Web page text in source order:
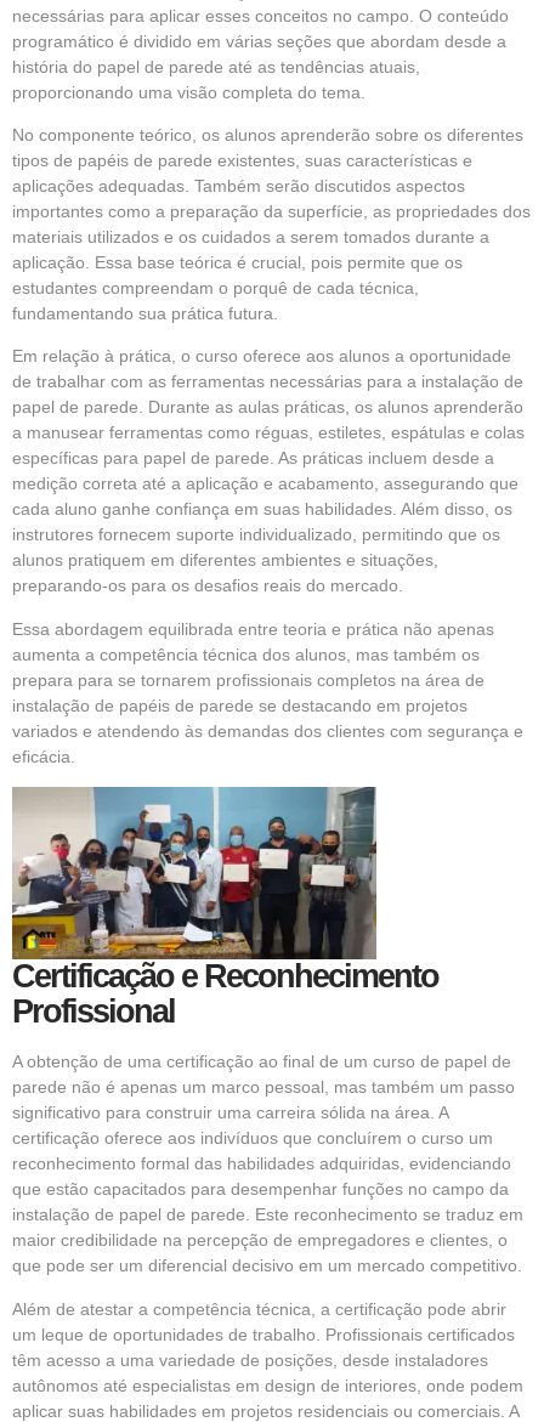
necessárias para aplicar esses conceitos no campo. O conteúdo
programático é dividido em várias seções que abordam desde a
história do papel de parede até as tendências atuais,
proporcionando uma visão completa do tema.
No componente teórico, os alunos aprenderão sobre os diferentes
tipos de papéis de parede existentes, suas características e
aplicações adequadas. Também serão discutidos aspectos
importantes como a preparação da superfície, as propriedades dos
materiais utilizados e os cuidados a serem tomados durante a
aplicação. Essa base teórica é crucial, pois permite que os
estudantes compreendam o porquê de cada técnica,
fundamentando sua prática futura.
Em relação à prática, o curso oferece aos alunos a oportunidade
de trabalhar com as ferramentas necessárias para a instalação de
papel de parede. Durante as aulas práticas, os alunos aprenderão
a manusear ferramentas como réguas, estiletes, espátulas e colas
específicas para papel de parede. As práticas incluem desde a
medição correta até a aplicação e acabamento, assegurando que
cada aluno ganhe confiança em suas habilidades. Além disso, os
instrutores fornecem suporte individualizado, permitindo que os
alunos pratiquem em diferentes ambientes e situações,
preparando-os para os desafios reais do mercado.
Essa abordagem equilibrada entre teoria e prática não apenas
aumenta a competência técnica dos alunos, mas também os
prepara para se tornarem profissionais completos na área de
instalação de papéis de parede se destacando em projetos
variados e atendendo às demandas dos clientes com segurança e
eficácia.
Certificação e Reconhecimento
Profissional
A obtenção de uma certificação ao final de um curso de papel de
parede não é apenas um marco pessoal, mas também um passo
significativo para construir uma carreira sólida na área. A
certificação oferece aos indivíduos que concluírem o curso um
reconhecimento formal das habilidades adquiridas, evidenciando
que estão capacitados para desempenhar funções no campo da
instalação de papel de parede. Este reconhecimento se traduz em
maior credibilidade na percepção de empregadores e clientes, o
que pode ser um diferencial decisivo em um mercado competitivo.
Além de atestar a competência técnica, a certificação pode abrir
um leque de oportunidades de trabalho. Profissionais certificados
têm acesso a uma variedade de posições, desde instaladores
autônomos até especialistas em design de interiores, onde podem
aplicar suas habilidades em projetos residenciais ou comerciais. A